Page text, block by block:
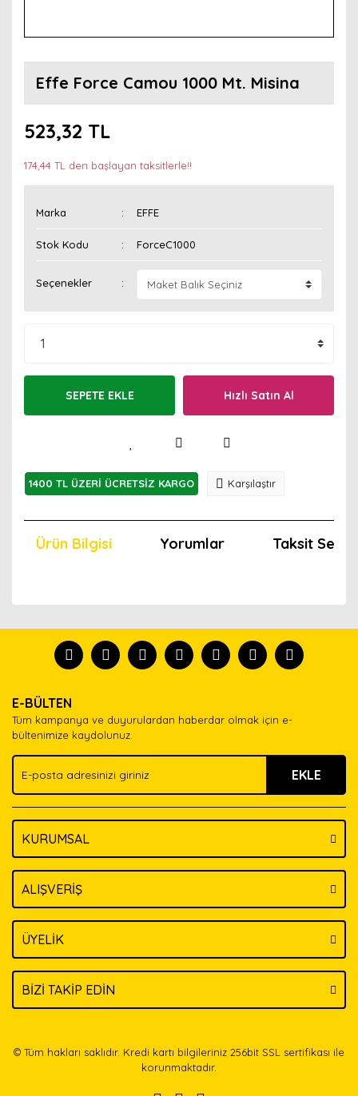
Effe Force Camou 1000 Mt. Misina
523,32 TL
174,44 TL den başlayan taksitlerle!!
Marka EFFE
Stok Kodu ForceC1000
Seçenekler
SEPETE EKLE Hızlı Satın Al
1400 TL ÜZERİ ÜCRETSİZ KARGO Karşılaştır
Ürün Bilgisi Yorumlar Taksit
tanısın.
formunu kullanarak tarafımıza iletebilirsiniz.
Görüş ve önerileriniz için teşekkür ederiz.
Ürün açıklamasında eksik bilgiler bulunuyor.
Ürün bilgilerinde hatalar bulunuyor.
Ürün fiyatı diğer sitelerden daha pahalı.
Bu ürüne benzer farklı alternatifler olmalı.
E-BÜLTEN
Tüm kampanya ve duyurulardan haberdar olmak için e-
bültenimize kaydolunuz.
EKLE
KURUMSAL
ALIŞVERİŞ
ÜYELİK
BİZİ TAKİP EDİN
© Tüm hakları saklıdır. Kredi kartı bilgileriniz 256bit SSL sertifikası ile
korunmaktadır.